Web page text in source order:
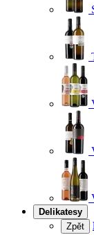
Delikatesy
Zpět